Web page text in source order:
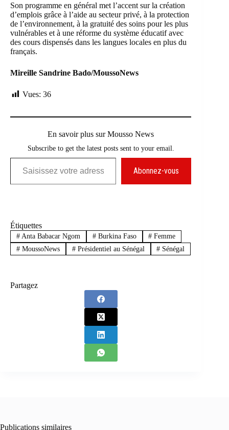
Son programme en général met l’accent sur la création
d’emplois grâce à l’aide au secteur privé, à la protection
de l’environnement, à la gratuité des soins pour les plus
vulnérables et à une réforme du système éducatif avec
des cours dispensés dans les langues locales en plus du
français.
Mireille Sandrine Bado/MoussoNews
Vues: 36
En savoir plus sur Mousso News
Subscribe to get the latest posts sent to your email.
Saisissez votre adresse e-mail…
Abonnez-vous
Étiquettes
#Anta Babacar Ngom #Burkina Faso # Femme
#MoussoNews #Présidentiel au Sénégal # Sénégal
Partagez
Publications similaires